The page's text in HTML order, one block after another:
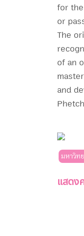
for the
or
The
of an
and
มหาวิท
แสดง